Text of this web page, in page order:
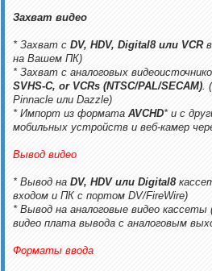
Захват видео
* Захват с DV, HDV, Digital8 или VCR
на Вашем ПК)
* Захват с аналоговых
SVHS-C, or VCRs (NTSC/PAL/SECAM).
Pinnacle или Dazzle)
* Импорт из формата AVCHD* и с
мобильных устройств и веб-камер
Вывод видео
* Вывод на DV, HDV или Digital8
входом и ПК с портом DV/FireWire)
* Вывод на аналоговые видео
видео плата вывода с аналоговым
Форматы ввода